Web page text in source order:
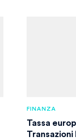
FINANZA
Tassa
Transazioni